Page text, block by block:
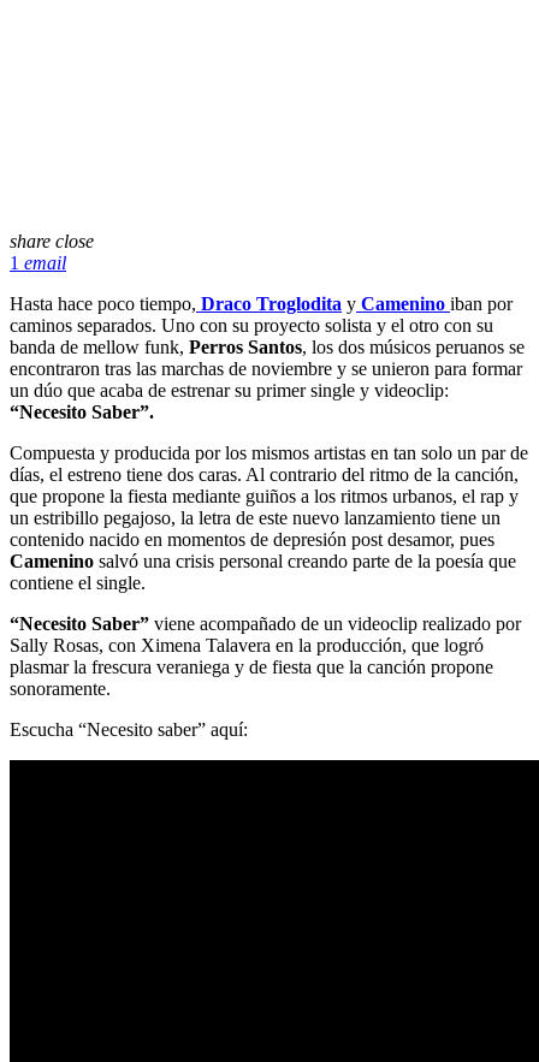
share close
1 email
Hasta hace poco tiempo, Draco Troglodita y Camenino iban por
caminos separados. Uno con su proyecto solista y el otro con su
banda de mellow funk, Perros Santos, los dos músicos peruanos se
encontraron tras las marchas de noviembre y se unieron para formar
un dúo que acaba de estrenar su primer single y videoclip:
“Necesito Saber”.
Compuesta y producida por los mismos artistas en tan solo un par de
días, el estreno tiene dos caras. Al contrario del ritmo de la canción,
que propone la fiesta mediante guiños a los ritmos urbanos, el rap y
un estribillo pegajoso, la letra de este nuevo lanzamiento tiene un
contenido nacido en momentos de depresión post desamor, pues
Camenino salvó una crisis personal creando parte de la poesía que
contiene el single.
“Necesito Saber” viene acompañado de un videoclip realizado por
Sally Rosas, con Ximena Talavera en la producción, que logró
plasmar la frescura veraniega y de fiesta que la canción propone
sonoramente.
Escucha “Necesito saber” aquí: